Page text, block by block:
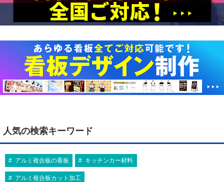
人気の検索キーワード
アルミ複合板の看板 キッチンカー材料
アルミ複合板カット加工